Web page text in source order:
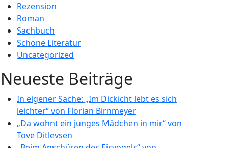
Rezension
Roman
Sachbuch
Schöne Literatur
Uncategorized
Neueste Beiträge
In eigener Sache: „Im Dickicht lebt es sich
leichter“ von Florian Birnmeyer
„Da wohnt ein junges Mädchen in mir“ von
Tove Ditlevsen